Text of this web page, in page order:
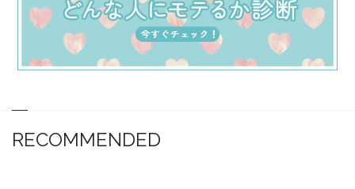
RECOMMENDED